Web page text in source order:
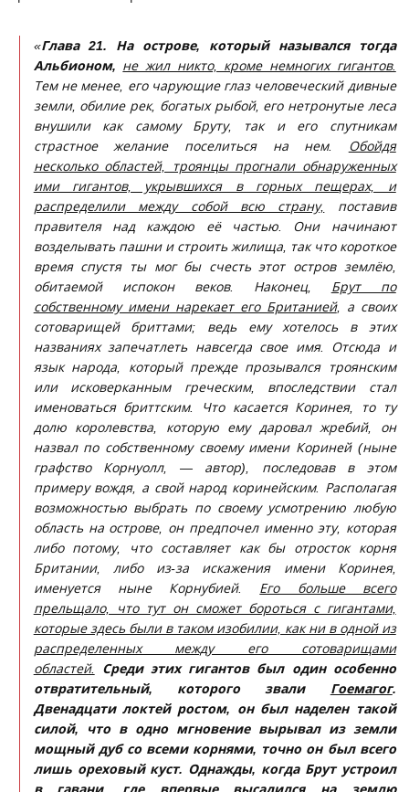
«Глава 21.
На острове, который назывался тогда
Альбионом, не жил никто, кроме немногих гигантов.
Тем не менее, его чарующие глаз человеческий дивные
земли, обилие рек, богатых рыбой, его нетронутые леса
внушили как самому Бруту, так и его спутникам
страстное желание поселиться на нем. Обойдя
несколько областей, троянцы прогнали обнаруженных
ими гигантов, укрывшихся в горных пещерах, и
распределили между собой всю страну,
поставив
правителя над каждою её частью. Они начинают
возделывать пашни и строить жилища, так что короткое
время спустя ты мог бы счесть этот остров землёю,
обитаемой испокон веков. Наконец, Брут по
собственному имени нарекает его Британией, а своих
сотоварищей бриттами; ведь ему хотелось в этих
названиях запечатлеть навсегда свое имя. Отсюда и
язык народа, который прежде прозывался троянским
или исковерканным греческим, впоследствии стал
именоваться бриттским. Что касается Коринея, то ту
долю королевства, которую ему даровал жребий, он
назвал по собственному своему имени Кориней (ныне
графство Корнуолл, — автор), последовав в этом
примеру вождя, а свой народ коринейским. Располагая
возможностью выбрать по своему усмотрению любую
область на острове, он предпочел именно эту, которая
либо потому, что составляет как бы отросток корня
Британии, либо из-за искажения имени Коринея,
именуется ныне Корнубией. Его больше всего
прельщало, что тут он сможет бороться с гигантами,
которые здесь были в таком изобилии, как ни в одной из
распределенных между его сотоварищами
областей.
Среди этих гигантов был один особенно
отвратительный, которого звали Гоемагог.
Двенадцати локтей ростом, он был наделен такой
силой, что в одно мгновение вырывал из земли
мощный дуб со всеми корнями, точно он был всего
лишь ореховый куст. Однажды, когда Брут устроил